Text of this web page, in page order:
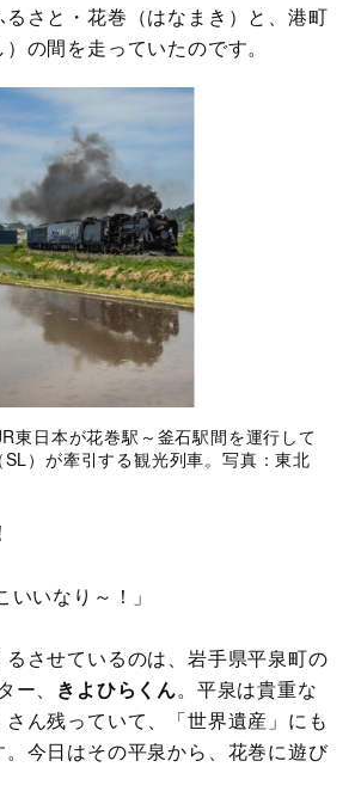
さと・花巻（はなまき）と、港町
の間を走っていたのです。
東日本が花巻駅～釜石駅間を運行して
）が牽引する観光列車。写真：東北
いいなり～！」
させているのは、岩手県平泉町の
、 きよひらくん。平泉は貴重な
ん残っていて、「世界遺産」にも
今日はその平泉から、花巻に遊び